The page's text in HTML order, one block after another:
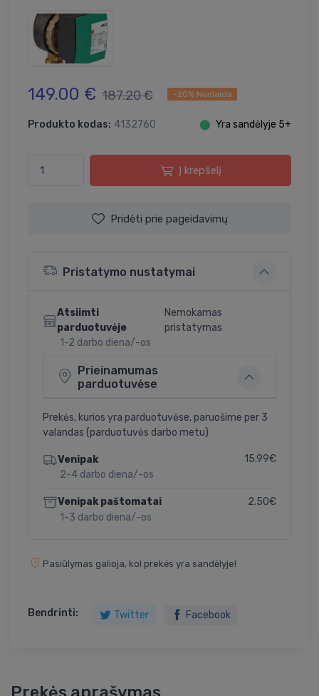
149.00 € 187.20 € -20% Nuolaida
Produkto kodas: 4132760 ⬤ Yra sandėlyje 5+
Į krepšelį
Pridėti prie pageidavimų
Pristatymo nustatymai
Atsiimti
parduotuvėje
1-2 darbo diena/-os
Nemokamas
pristatymas
Prieinamumas
parduotuvėse
Prekės, kurios yra parduotuvėse, paruošime per 3
valandas (parduotuvės darbo metu)
Venipak
2-4 darbo diena/-os
15.99€
Venipak paštomatai
1-3 darbo diena/-os
2.50€
Pasiūlymas galioja, kol prekės yra sandėlyje!
Bendrinti: Twitter Facebook